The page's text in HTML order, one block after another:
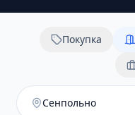
Покупка